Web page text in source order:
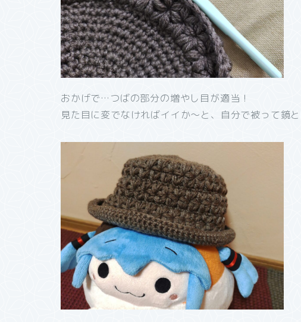
おかげで…つばの部分の増やし目が適当！
見た目に変でなければイイか～と、自分で被って鏡と